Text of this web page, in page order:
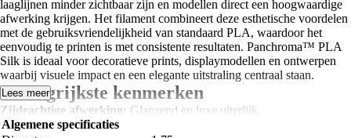
laaglijnen minder zichtbaar zijn en modellen direct een hoogwaardige
afwerking krijgen. Het filament combineert deze esthetische voordelen
met de gebruiksvriendelijkheid van standaard PLA, waardoor het
eenvoudig te printen is met consistente resultaten. Panchroma™ PLA
Silk is ideaal voor decoratieve prints, displaymodellen en ontwerpen
waarbij visuele impact en een elegante uitstraling centraal staan.
Belangrijkste kenmerken
Zijdeachtige afwerking: Glanzend en luxe uiterlijk.
Verborgen laaglijnen:Glad oppervlak met minder zichtbare
Lees meer
Algemene specificaties